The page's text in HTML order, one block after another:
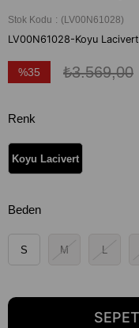
Stok Kodu (LV00N61028)
LV00N61028-Koyu Lacivert
%35
₺3.569,00
Renk
Koyu Lacivert
Beden
S M L